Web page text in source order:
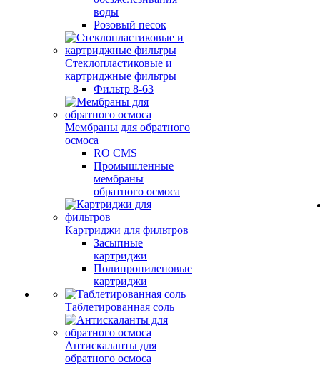
воды
Розовый песок
Стеклопластиковые и
картриджные фильтры
Фильтр 8-63
Мембраны для обратного
осмоса
RO CMS
Промышленные
мембраны
обратного осмоса
Картриджи для фильтров
Засыпные
картриджи
Полипропиленовые
картриджи
Таблетированная соль
Антискаланты для
обратного осмоса